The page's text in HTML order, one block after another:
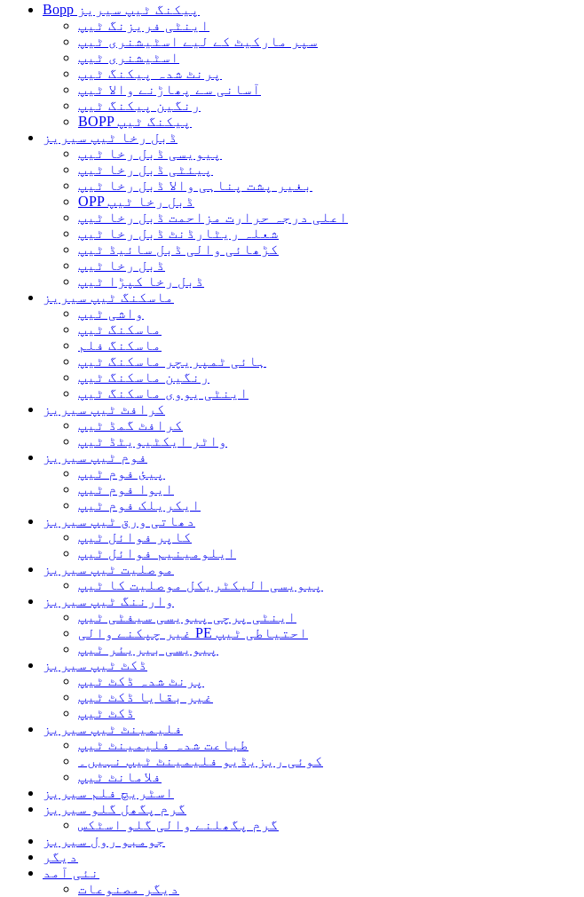
Bopp پیکنگ ٹیپ سیریز
اینٹی فریزنگ ٹیپ
سپر مارکیٹ کے لیے اسٹیشنری ٹیپ
اسٹیشنری ٹیپ
پرنٹ شدہ پیکنگ ٹیپ
آسانی سے پھاڑنے والا ٹیپ
رنگین پیکنگ ٹیپ
BOPP پیکنگ ٹیپ
ڈبل رخا ٹیپ سیریز
پیویسی ڈبل رخا ٹیپ
پیئٹی ڈبل رخا ٹیپ
بغیر پشت پناہی والا ڈبل ​​رخا ٹیپ
OPP ڈبل رخا ٹیپ
اعلی درجہ حرارت مزاحمت ڈبل رخا ٹیپ
شعلہ ریٹارڈنٹ ڈبل رخا ٹیپ
کڑھائی والی ڈبل سائیڈ ٹیپ
ڈبل رخا ٹیپ
ڈبل رخا کپڑا ٹیپ
ماسکنگ ٹیپ سیریز
واشی ٹیپ
ماسکنگ ٹیپ
ماسکنگ فلم
ہائی ٹمپریچر ماسکنگ ٹیپ
رنگین ماسکنگ ٹیپ
اینٹی یووی ماسکنگ ٹیپ
کرافٹ ٹیپ سیریز
کرافٹ گمڈ ٹیپ
واٹر ایکٹیویٹڈ ٹیپ
فوم ٹیپ سیریز
پیئ فوم ٹیپ
ایوا فوم ٹیپ
ایکریلک فوم ٹیپ
دھاتی ورق ٹیپ سیریز
کاپر فوائل ٹیپ
ایلومینیم فوائل ٹیپ
موصلیت ٹیپ سیریز
پیویسی الیکٹریکل موصلیت کا ٹیپ
وارننگ ٹیپ سیریز
اینٹی پرچی پیویسی سیفٹی ٹیپ
غیر چپکنے والی PE احتیاطی ٹیپ
پیویسی بیریئر ٹیپ
ڈکٹ ٹیپ سیریز
پرنٹ شدہ ڈکٹ ٹیپ
غیر بقایا ڈکٹ ٹیپ
ڈکٹ ٹیپ
فلیمینٹ ٹیپ سیریز
طباعت شدہ فلیمینٹ ٹیپ
کوئی ریزیڈیو فلیمینٹ ٹیپ نہیں۔
فلامانٹ ٹیپ
اسٹریچ فلم سیریز
گرم پگھل گلو سیریز
گرم پگھلنے والی گلو اسٹکس
جومبو رول سیریز
دیگر
نئی آمد
دیگر مصنوعات